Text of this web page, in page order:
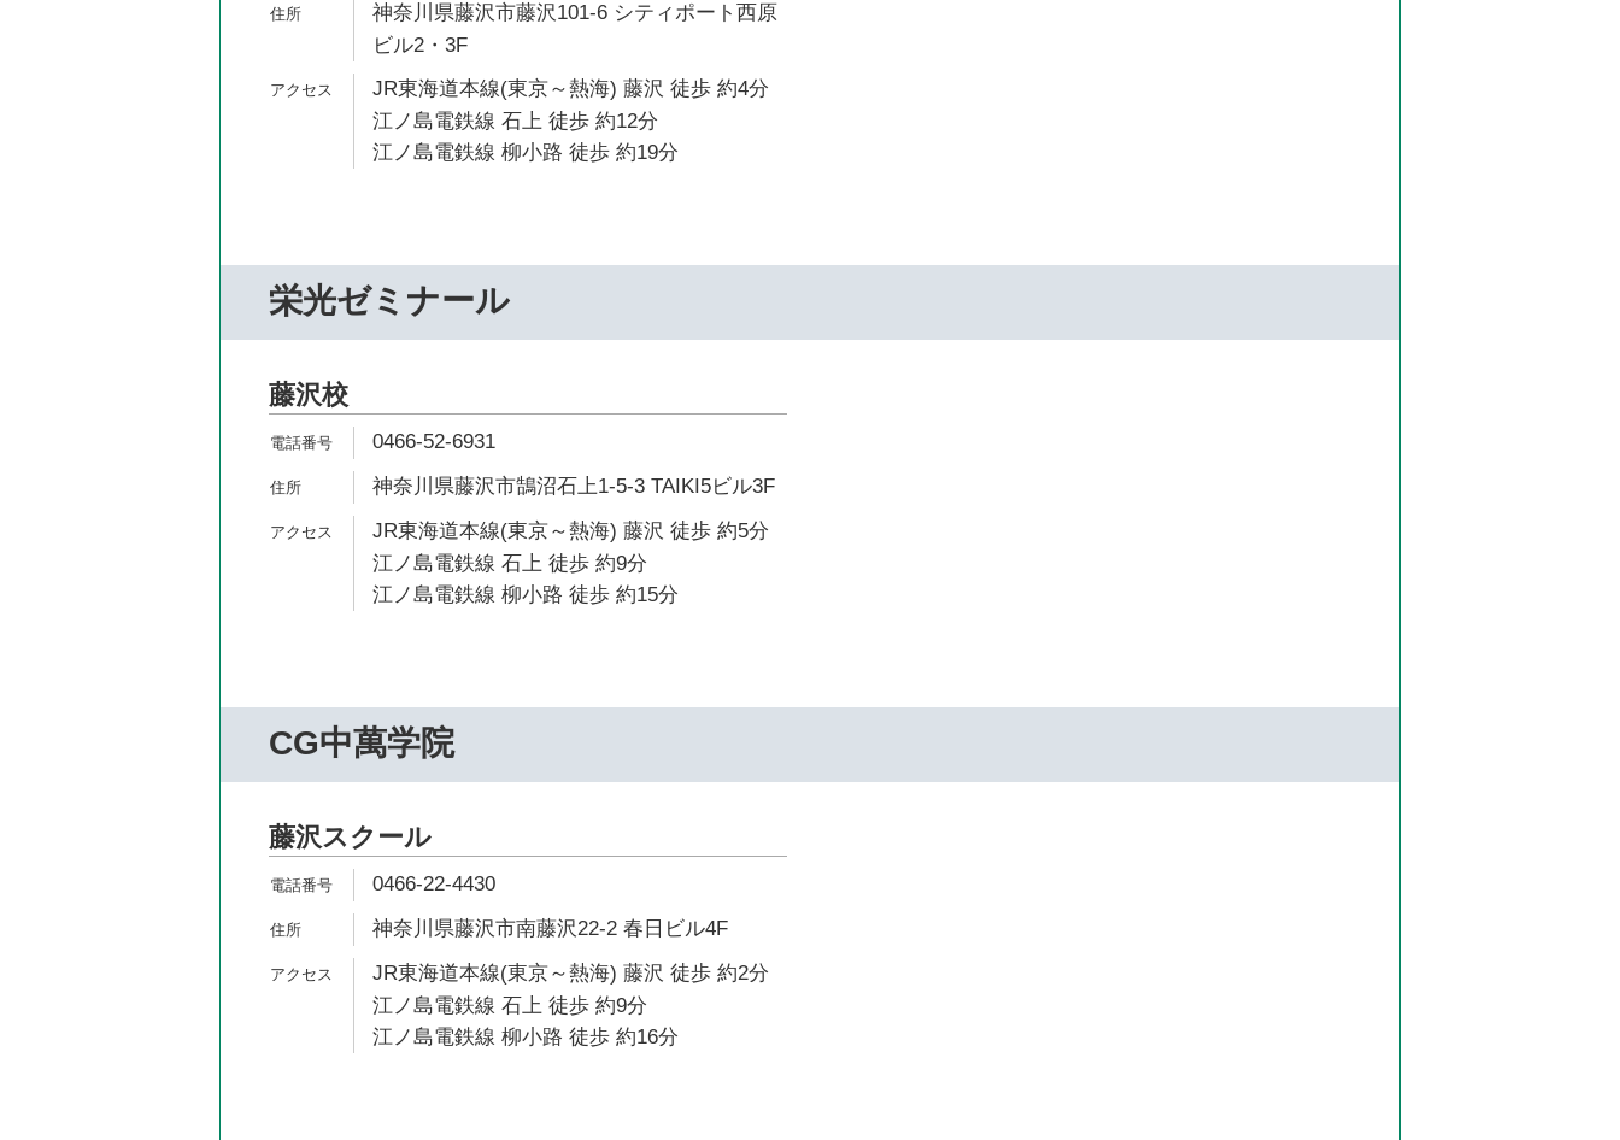
神奈川県藤沢市藤沢101-6 シティポート西原
ビル2・3F
JR東海道本線(東京～熱海) 藤沢 徒歩 約4分
江ノ島電鉄線 石上 徒歩 約12分
江ノ島電鉄線 柳小路 徒歩 約19分
栄光ゼミナール
藤沢校
0466-52-6931
神奈川県藤沢市鵠沼石上1-5-3 TAIKI5ビル3F
JR東海道本線(東京～熱海) 藤沢 徒歩 約5分
江ノ島電鉄線 石上 徒歩 約9分
江ノ島電鉄線 柳小路 徒歩 約15分
CG中萬学院
藤沢スクール
0466-22-4430
神奈川県藤沢市南藤沢22-2 春日ビル4F
JR東海道本線(東京～熱海) 藤沢 徒歩 約2分
江ノ島電鉄線 石上 徒歩 約9分
江ノ島電鉄線 柳小路 徒歩 約16分